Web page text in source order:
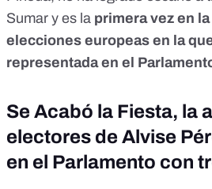
Sumar y es la primera vez en
elecciones europeas en la
representada en el
Se Acabó la Fiesta, la
electores de Alvise
en el Parlamento con